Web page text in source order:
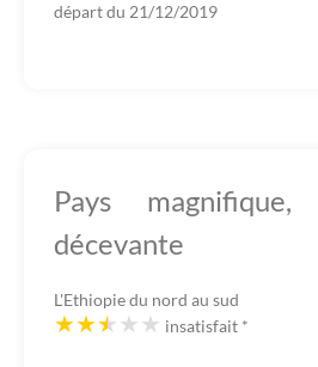
départ du 21/12/2019
Pays magnifique,
décevante
L'Ethiopie du nord au sud
insatisfait *